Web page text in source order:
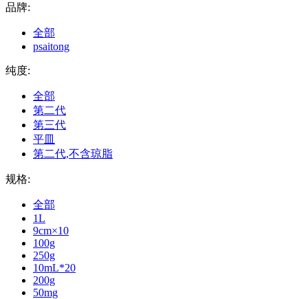
品牌:
全部
psaitong
纯度:
全部
第二代
第三代
平皿
第二代,不含琼脂
规格:
全部
1L
9cm×10
100g
250g
10mL*20
200g
50mg